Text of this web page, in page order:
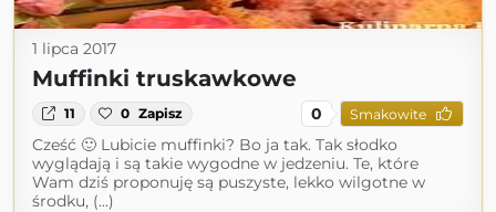
1 lipca 2017
Muffinki truskawkowe
11 0 Zapisz 0 Smakowite
Cześć 🙂 Lubicie muffinki? Bo ja tak. Tak słodko
wyglądają i są takie wygodne w jedzeniu. Te, które
Wam dziś proponuję są puszyste, lekko wilgotne w
środku, (...)